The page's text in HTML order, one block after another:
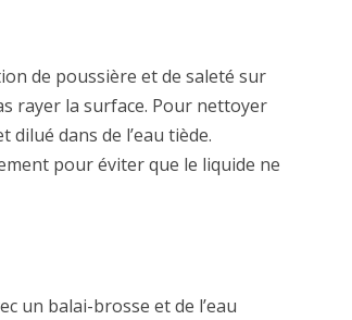
de poussière et de saleté sur
rayer la surface. Pour nettoyer
dans de l’eau tiède.
pour éviter que le liquide ne
un balai-brosse et de l’eau